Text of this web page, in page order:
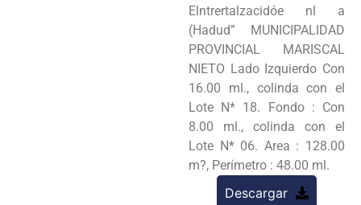
Elntrertalzacidóe nl a
(Hadud” MUNICIPALIDAD
PROVINCIAL MARISCAL
NIETO Lado Izquierdo Con
16.00 ml., colinda con el
Lote N* 18. Fondo : Con
8.00 ml., colinda con el
Lote N* 06. Area : 128.00
m?, Perímetro : 48.00 ml.
Descargar